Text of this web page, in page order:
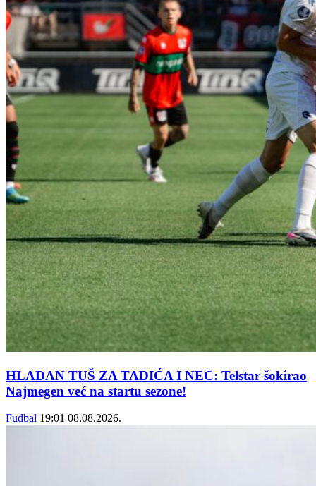
HLADAN TUŠ ZA TADIĆA I NEC: Telstar šokirao
Najmegen već na startu sezone!
Fudbal 19:01 08.08.2026.